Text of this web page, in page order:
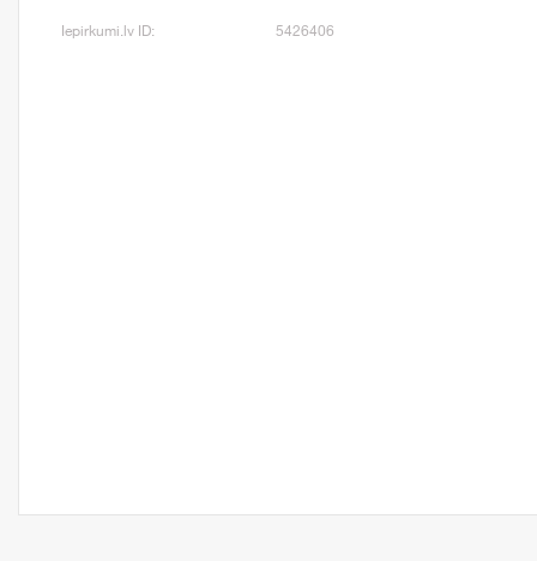
Iepirkumi.lv ID: 5426406